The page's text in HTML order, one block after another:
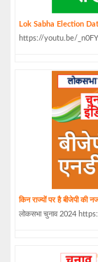
Lok Sabha Election
https://youtu.be/
किन राज्यों पर है बीजेपी की
लोकसभा चुनाव 2024